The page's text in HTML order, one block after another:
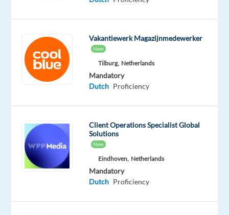
we
meer
dan
alleen
creëren
buitengewone
klantervaringen.
We
mensen
Vakantiewerk Magazijnmedewerker
New
Tilburg, Netherlands
Mandatory
Dutch Proficiency
Client Operations Specialist Global
Solutions
New
Eindhoven, Netherlands
Mandatory
Dutch Proficiency